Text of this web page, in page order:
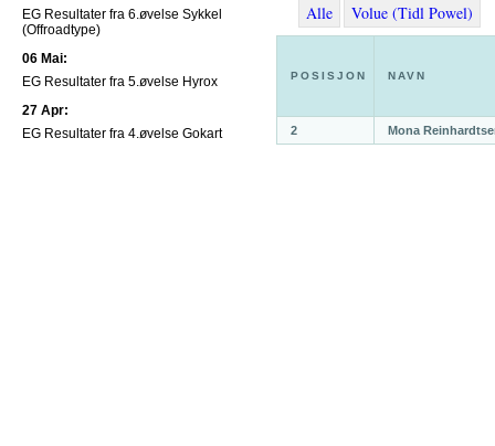
EG Resultater fra 6.øvelse Sykkel
(Offroadtype)
06 Mai:
EG Resultater fra 5.øvelse Hyrox
27 Apr:
EG Resultater fra 4.øvelse Gokart
Alle Volue (Tidl Powel)
POSISJON NAVN
2 Mona